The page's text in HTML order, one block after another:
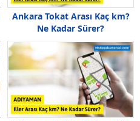
Ankara Tokat Arası Kaç km?
Ne Kadar Sürer?